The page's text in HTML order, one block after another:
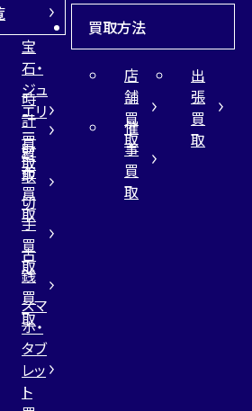
宝
石・
ジュ
エリ
ー
買
取
時
計
買
取
財
布
買
取
切
手
買
取
古
銭
買
取
スマ
ホ・
タブ
レッ
ト
買取方法
店
舗
買
取
出
張
買
取
催
事
買
取